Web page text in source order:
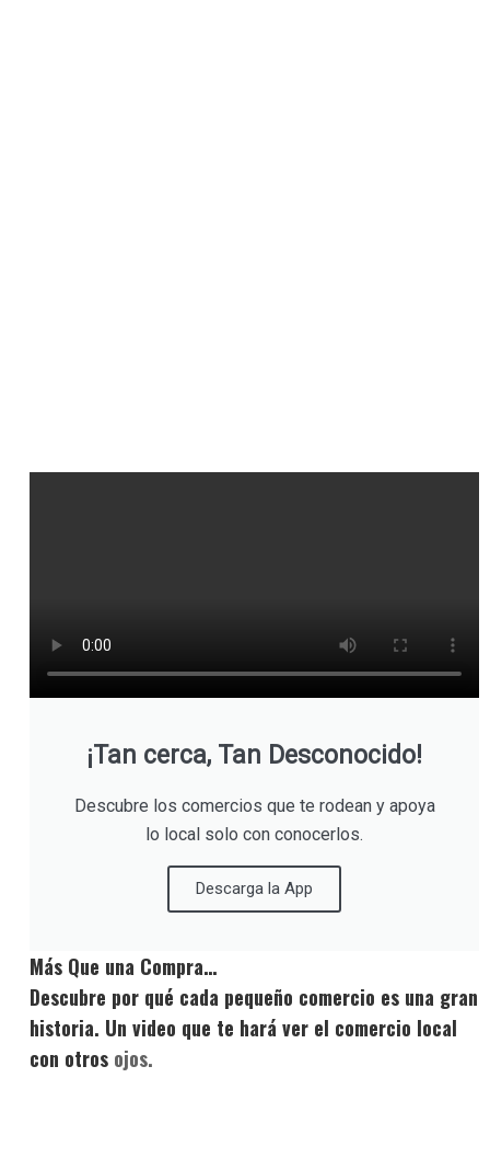
¡Tan cerca, Tan Desconocido!
Descubre los comercios que te rodean y apoya
lo local solo con conocerlos.
Descarga la App
Más Que una Compra…
Descubre por qué cada pequeño comercio es una gran
historia. Un video que te hará ver el comercio local
con otros ojos.